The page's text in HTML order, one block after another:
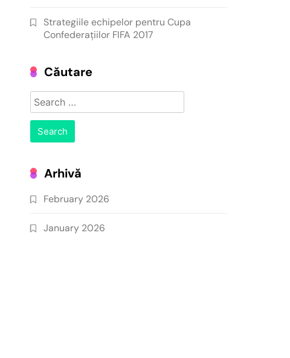
Strategiile echipelor pentru Cupa
Confederațiilor FIFA 2017
Căutare
Search
for:
Arhivă
February 2026
January 2026